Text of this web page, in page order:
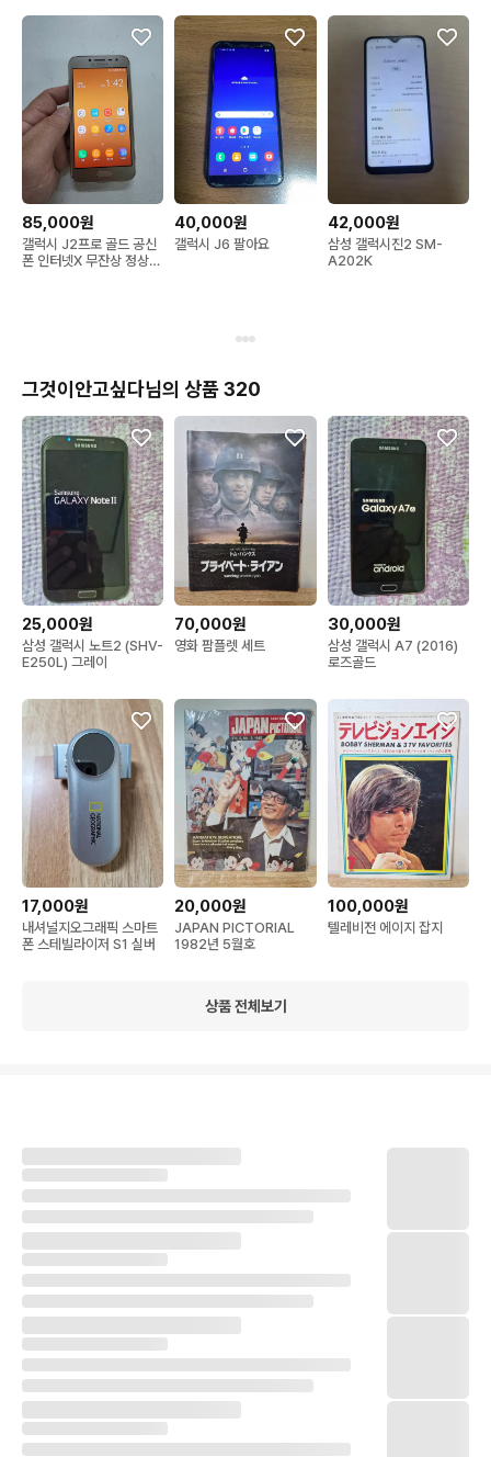
85,000원
갤럭시 J2프로 골드 공신
폰 인터넷X 무잔상 정상공
40,000원
갤럭시 J6 팔아요
42,000원
삼성 갤럭시진2 SM-
A202K
그것이안고싶다님의 상품 320
25,000원
삼성 갤럭시 노트2 (SHV-
E250L) 그레이
70,000원
영화 팜플렛 세트
30,000원
삼성 갤럭시 A7 (2016)
로즈골드
17,000원
내셔널지오그래픽 스마트
폰 스테빌라이저 S1 실버
20,000원
JAPAN PICTORIAL
1982년 5월호
100,000원
텔레비전 에이지 잡지
상품 전체보기